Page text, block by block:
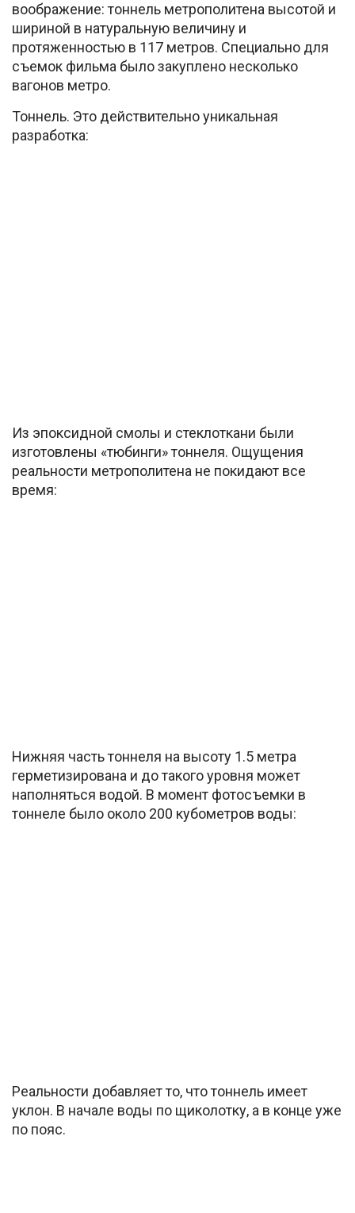
воображение: тоннель метрополитена высотой и
шириной в натуральную величину и
протяженностью в 117 метров. Специально для
съемок фильма было закуплено несколько
вагонов метро.
Тоннель. Это действительно уникальная
разработка:
Из эпоксидной смолы и стеклоткани были
изготовлены «тюбинги» тоннеля. Ощущения
реальности метрополитена не покидают все
время:
Нижняя часть тоннеля на высоту 1.5 метра
герметизирована и до такого уровня может
наполняться водой. В момент фотосъемки в
тоннеле было около 200 кубометров воды:
Реальности добавляет то, что тоннель имеет
уклон. В начале воды по щиколотку, а в конце уже
по пояс.